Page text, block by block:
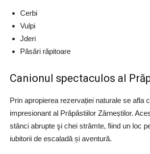
Cerbi
Vulpi
Jderi
Păsări răpitoare
Canionul spectaculos al
Prin apropierea rezervației naturale se afla
impresionant al Prăpăstiilor Zârneștilor.
stânci abrupte şi chei strâmte, fiind un loc
iubitorii de escaladă și aventură.